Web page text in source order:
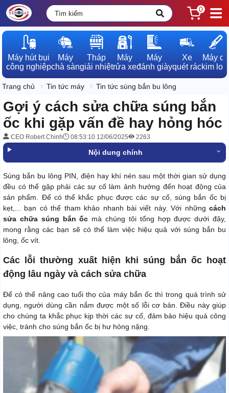
0
Máy hút bụi
công nghiệp
Máy
chà sàn
Tháp
giải nhiệt
Máy
rửa xe
Máy
đánh giày
Xe
quét rác
Máy dò
kim loại
Trang chủ Tin tức máy Tin tức súng bắn bu lông
Gợi ý cách sửa chữa súng bắn
ốc khi gặp vấn đề hay hỏng hóc
CEO Robert Chinh 08:53:10 12/06/2025 2263
Nội dung chính
Súng bắn bu lông PIN, điện hay khí nén sau một thời gian sử dụng
đều có thể gặp phải các sự cố làm ảnh hưởng đến hoạt động của
sản phẩm. Để có thể khắc phục được các sự cố, súng bắn ốc bị
kẹt,... bạn có thể tham khảo nhanh bài viết này. Với những cách
sửa chữa súng bắn ốc mà chúng tôi tổng hợp được dưới đây,
mong rằng các bạn sẽ có thể làm việc hiệu quả với súng bắn bu
lông, ốc vít.
Các lỗi thường xuất hiện khi súng bắn ốc hoạt
động lâu ngày và cách sửa chữa
Để có thể nâng cao tuổi thọ của máy bắn ốc thì trong quá trình sử
dụng, người dùng cần nắm được một số lỗi cơ bản. Điều này giúp
cho chúng ta khắc phục kịp thời các sự cố, đảm bảo hiệu quả công
việc, tránh cho súng bắn ốc bị hư hỏng nặng.